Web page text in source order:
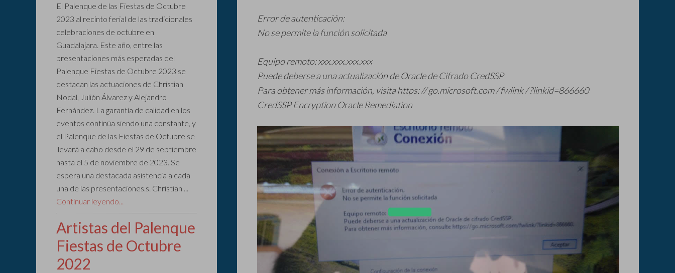
Error de autenticación:
No se permite la función solicitada
Equipo remoto: xxx.xxx.xxx.xxx
Puede deberse a una actualización de Oracle de Cifrado CredSSP
Para obtener más información, visita https: // go.microsoft.com / fwlink / ?linkid=866660
CredSSP Encryption Oracle Remediation
El Palenque de las Fiestas de Octubre
2023 al recinto ferial de las tradicionales
celebraciones de octubre en
Guadalajara. Este año, entre las
presentaciones más esperadas del
Palenque Fiestas de Octubre 2023 se
destacan las actuaciones de Christian
Nodal, Julión Álvarez y Alejandro
Fernández. La garantía de calidad en los
eventos continúa siendo una constante, y
el Palenque de las Fiestas de Octubre se
llevará a cabo desde el 29 de septiembre
hasta el 5 de noviembre de 2023. Se
espera una destacada asistencia a cada
una de las presentaciones.s. Christian ...
Continuar leyendo...
Artistas del Palenque
Fiestas de Octubre
2022